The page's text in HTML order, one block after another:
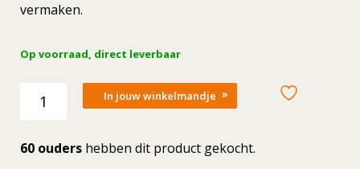
vermaken.
Op voorraad, direct leverbaar
picto
aantal
In jouw winkelmandje
60 ouders hebben dit product gekocht.